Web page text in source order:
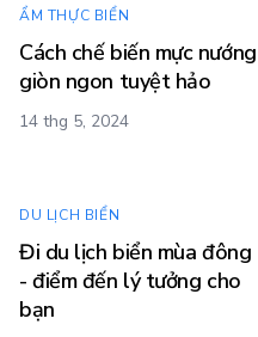
ẨM THỰC BIỂN
Cách chế biến mực nướng
giòn ngon tuyệt hảo
14 thg 5, 2024
DU LỊCH BIỂN
Đi du lịch biển mùa đông
- điểm đến lý tưởng cho
bạn